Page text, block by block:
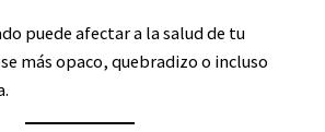
puede afectar a la salud de tu
más opaco, quebradizo o incluso